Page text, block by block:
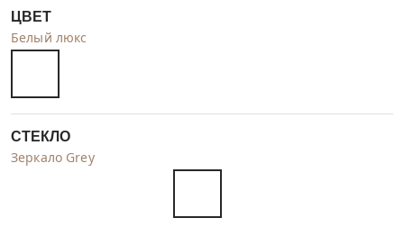
ЦВЕТ
Белый люкс
СТЕКЛО
Зеркало Grey